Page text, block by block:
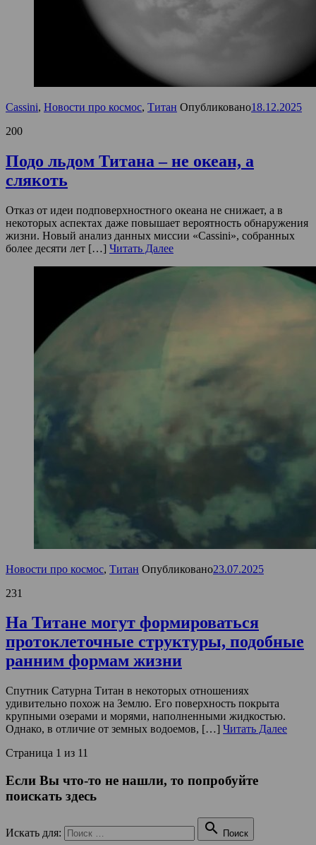
Cassini, Новости про космос, Титан Опубликовано18.12.2025
200
Подо льдом Титана – не океан, а
слякоть
Отказ от идеи подповерхностного океана не снижает, а в
некоторых аспектах даже повышает вероятность обнаружения
жизни. Новый анализ данных миссии «Cassini», собранных
более десяти лет […] Читать Далее
Новости про космос, Титан Опубликовано23.07.2025
231
На Титане могут формироваться
протоклеточные структуры, подобные
ранним формам жизни
Спутник Сатурна Титан в некоторых отношениях
удивительно похож на Землю. Его поверхность покрыта
крупными озерами и морями, наполненными жидкостью.
Однако, в отличие от земных водоемов, […] Читать Далее
Страница 1 из 11
Если Вы что-то не нашли, то попробуйте
поискать здесь
Искать для:  Поиск